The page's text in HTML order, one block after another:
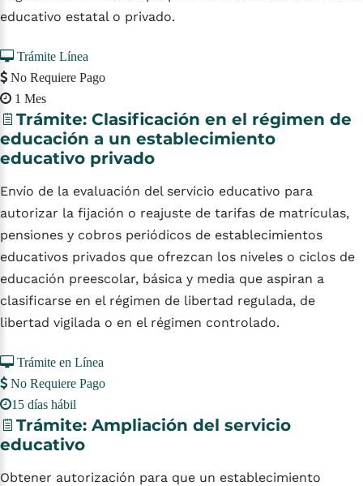
educativo estatal o privado.
Trámite Línea
No Requiere Pago
1 Mes
Trámite: Clasificación en el régimen de
educación a un establecimiento
educativo privado
Envío de la evaluación del servicio educativo para
autorizar la fijación o reajuste de tarifas de matrículas,
pensiones y cobros periódicos de establecimientos
educativos privados que ofrezcan los niveles o ciclos de
educación preescolar, básica y media que aspiran a
clasificarse en el régimen de libertad regulada, de
libertad vigilada o en el régimen controlado.
Trámite en Línea
No Requiere Pago
15 días hábil
Trámite: Ampliación del servicio
educativo
Obtener autorización para que un establecimiento